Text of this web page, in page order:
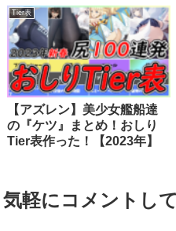
Tier表
【アズレン】美少女艦船達
の『ケツ』まとめ！おしり
Tier表作った！【2023年】
気軽にコメントし